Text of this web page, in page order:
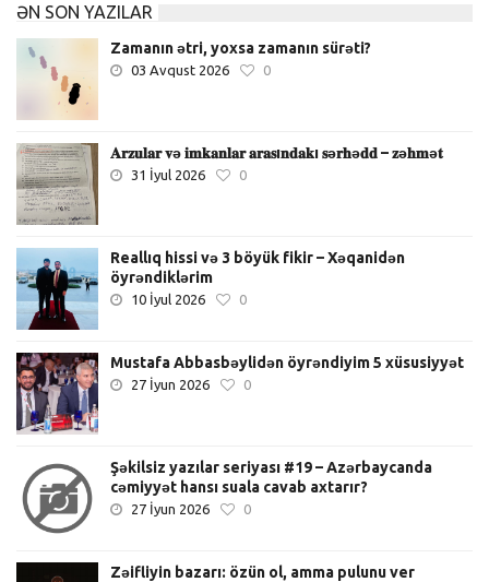
ƏN SON YAZILAR
Zamanın ətri, yoxsa zamanın sürəti?
03 Avqust 2026 0
𝐀𝐫𝐳𝐮𝐥𝐚𝐫 𝐯ə 𝐢𝐦𝐤𝐚𝐧𝐥𝐚𝐫 𝐚𝐫𝐚𝐬ı𝐧𝐝𝐚𝐤ı 𝐬ə𝐫𝐡ə𝐝𝐝 – 𝐳ə𝐡𝐦ə𝐭
31 İyul 2026 0
Reallıq hissi və 3 böyük fikir – Xəqanidən
öyrəndiklərim
10 İyul 2026 0
Mustafa Abbasbəylidən öyrəndiyim 5 xüsusiyyət
27 İyun 2026 0
Şəkilsiz yazılar seriyası #19 – Azərbaycanda
cəmiyyət hansı suala cavab axtarır?
27 İyun 2026 0
Zəifliyin bazarı: özün ol, amma pulunu ver